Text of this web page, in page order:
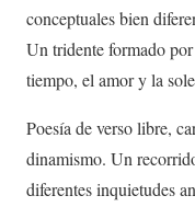
conceptuales bien
Un tridente formado
tiempo, el amor y la
Poesía de verso libre,
dinamismo. Un
diferentes inquietudes